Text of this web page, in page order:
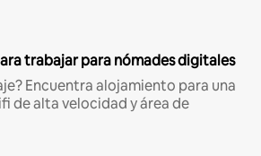
trabajar para nómades digitales
Encuentra alojamiento para una
de alta velocidad y área de